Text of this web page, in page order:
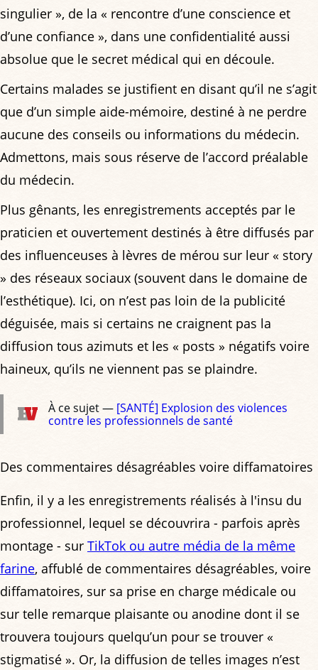
singulier », de la « rencontre d’une conscience et
d’une confiance », dans une confidentialité aussi
absolue que le secret médical qui en découle.
Certains malades se justifient en disant qu’il ne s’agit
que d’un simple aide-mémoire, destiné à ne perdre
aucune des conseils ou informations du médecin.
Admettons, mais sous réserve de l’accord préalable
du médecin.
Plus gênants, les enregistrements acceptés par le
praticien et ouvertement destinés à être diffusés par
des influenceuses à lèvres de mérou sur leur « story
» des réseaux sociaux (souvent dans le domaine de
l’esthétique). Ici, on n’est pas loin de la publicité
déguisée, mais si certains ne craignent pas la
diffusion tous azimuts et les « posts » négatifs voire
haineux, qu’ils ne viennent pas se plaindre.
À ce sujet — [SANTÉ] Explosion des violences
contre les professionnels de santé
Des commentaires désagréables voire diffamatoires
Enfin, il y a les enregistrements réalisés à l'insu du
professionnel, lequel se découvrira - parfois après
montage - sur TikTok ou autre média de la même
farine, affublé de commentaires désagréables, voire
diffamatoires, sur sa prise en charge médicale ou
sur telle remarque plaisante ou anodine dont il se
trouvera toujours quelqu’un pour se trouver «
stigmatisé ». Or, la diffusion de telles images n’est